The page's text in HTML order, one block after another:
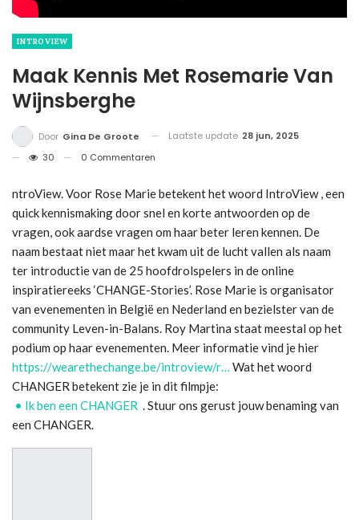
INTROVIEW
Maak Kennis Met Rosemarie Van
Wijnsberghe
Door Gina De Groote Laatste update 28 jun, 2025
30
0 Commentaren
ntroView. Voor Rose Marie betekent het woord IntroView , een
quick kennismaking door snel en korte antwoorden op de
vragen, ook aardse vragen om haar beter leren kennen. De
naam bestaat niet maar het kwam uit de lucht vallen als naam
ter introductie van de 25 hoofdrolspelers in de online
inspiratiereeks ‘CHANGE-Stories’. Rose Marie is organisator
van evenementen in België en Nederland en bezielster van de
community Leven-in-Balans. Roy Martina staat meestal op het
podium op haar evenementen. Meer informatie vind je hier
https://wearethechange.be/introview/r… Wat het woord
CHANGER betekent zie je in dit filmpje:
• Ik ben een CHANGER . Stuur ons gerust jouw benaming van
een CHANGER.